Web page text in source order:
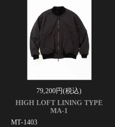
79,200円(税込)
HIGH LOFT LINING TYPE
MA-1
MT-1403